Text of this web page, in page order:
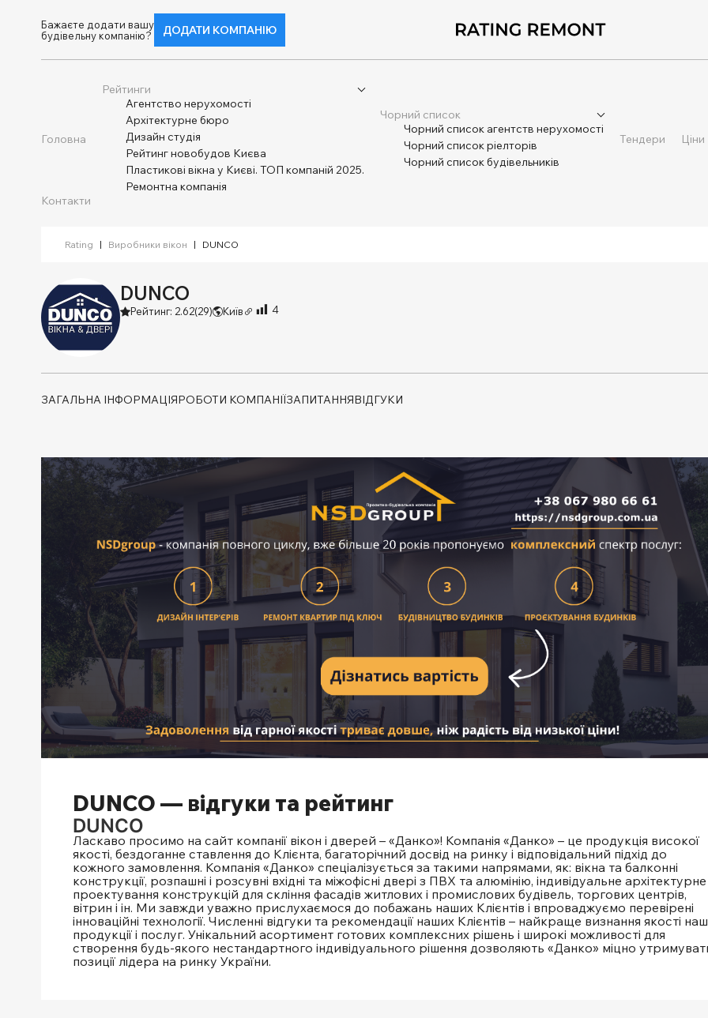
Бажаєте додати вашу
будівельну компанію?
ДОДАТИ КОМПАНІЮ
Головна
Рейтинги
Агентство нерухомості
Архітектурне бюро
Дизайн студія
Рейтинг новобудов Києва
Пластикові вікна у Києві. ТОП компаній 2025.
Ремонтна компанія
Чорний список
Чорний список агентств нерухомості
Чорний список ріелторів
Чорний список будівельників
Тендери Ціни
Контакти
Rating | Виробники вікон | DUNCO
DUNCO
Рейтинг: 2.62(29) Київ 4
ЗАГАЛЬНА ІНФОРМАЦІЯРОБОТИ КОМПАНІЇЗАПИТАННЯВІДГУКИ
DUNCO — відгуки та рейтинг
DUNCO
Ласкаво просимо на сайт компанії вікон і дверей – «Данко»! Компанія «Данко» – це продукція високої
якості, бездоганне ставлення до Клієнта, багаторічний досвід на ринку і відповідальний підхід до
кожного замовлення. Компанія «Данко» спеціалізується за такими напрямами, як: вікна та балконні
конструкції, розпашні і розсувні вхідні та міжофісні двері з ПВХ та алюмінію, індивідуальне архітектурне
проектування конструкцій для скління фасадів житлових і промислових будівель, торгових центрів,
вітрин і ін. Ми завжди уважно прислухаємося до побажань наших Клієнтів і впроваджуємо перевірені
інноваційні технології. Численні відгуки та рекомендації наших Клієнтів – найкраще визнання якості
продукції і послуг. Унікальний асортимент готових комплексних рішень і широкі можливості для
створення будь-якого нестандартного індивідуального рішення дозволяють «Данко» міцно
позиції лідера на ринку України.